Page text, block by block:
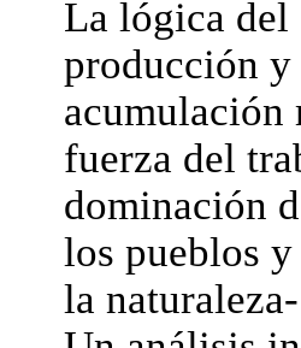
La lógica del
producción y
acumulación
fuerza del
dominación
los pueblos
la